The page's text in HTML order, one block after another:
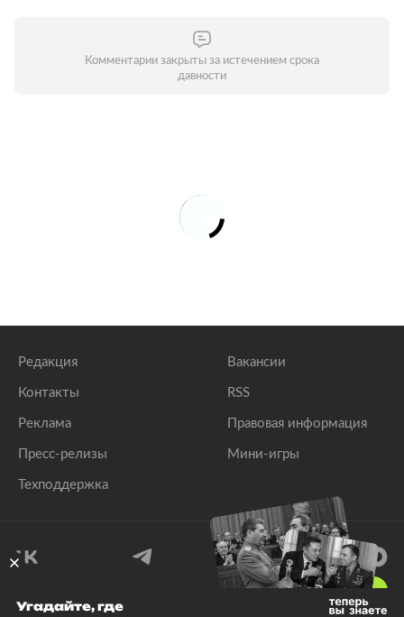
Комментарии закрыты за истечением срока
давности
Редакция
Контакты
Реклама
Пресс-релизы
Техподдержка
Вакансии
RSS
Правовая информация
Мини-игры
Угадайте, где